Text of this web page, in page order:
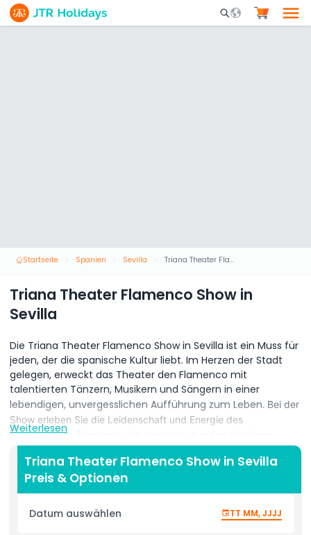
Mobile Search
Startseite Spanien Sevilla Triana Theater Flamenco Show in Sevilla
Triana Theater Flamenco Show in
Sevilla
Die Triana Theater Flamenco Show in Sevilla ist ein Muss für
jeden, der die spanische Kultur liebt. Im Herzen der Stadt
gelegen, erweckt das Theater den Flamenco mit
talentierten Tänzern, Musikern und Sängern in einer
lebendigen, unvergesslichen Aufführung zum Leben. Bei der
Show erleben Sie die Leidenschaft und Energie des
authentischen Flamenco, mit atemberaubenden Kostümen,
Aufführung ist voller Aufregung und bietet einen wahren
Vorgeschmack auf Sevillas reiches kulturelles Erbe.
gemütliche Triana Theater schafft eine einladende Atmosphäre,
die es perfekt für Flamenco-Enthusiasten und erstmalige
Weiterlesen
Triana Theater Flamenco Show in Sevilla
Preis & Optionen
Datum auswählen TT MM, JJJJ